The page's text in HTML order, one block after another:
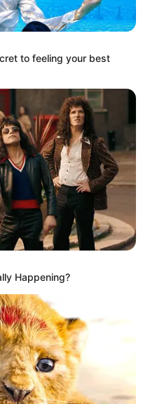
to feeling your best
Happening?